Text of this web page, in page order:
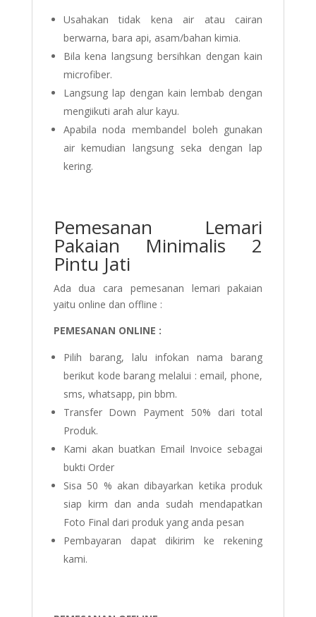
Usahakan tidak kena air atau cairan
berwarna, bara api, asam/bahan kimia.
Bila kena langsung bersihkan dengan kain
microfiber.
Langsung lap dengan kain lembab dengan
mengiikuti arah alur kayu.
Apabila noda membandel boleh gunakan
air kemudian langsung seka dengan lap
kering.
Pemesanan Lemari
Pakaian Minimalis 2
Pintu Jati
Ada dua cara pemesanan lemari pakaian
yaitu online dan offline :
PEMESANAN ONLINE :
Pilih barang, lalu infokan nama barang
berikut kode barang melalui : email, phone,
sms, whatsapp, pin bbm.
Transfer Down Payment 50% dari total
Produk.
Kami akan buatkan Email Invoice sebagai
bukti Order
Sisa 50 % akan dibayarkan ketika produk
siap kirm dan anda sudah mendapatkan
Foto Final dari produk yang anda pesan
Pembayaran dapat dikirim ke rekening
kami.